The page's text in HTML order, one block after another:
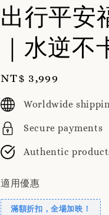
出行平安
｜水逆
Regular
price
NT$ 3,999
Worldwide
Secure payments
Authentic
適用優惠
滿額折扣，全場加映！